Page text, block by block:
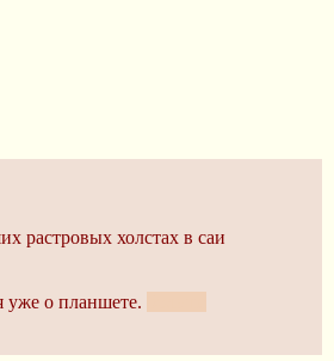
растровых холстах в саи
уже о планшете.